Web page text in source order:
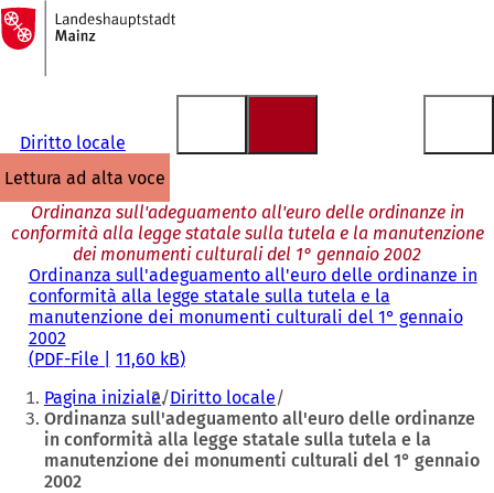
Vai al contenuto
Alla
pagina
iniziale
Diritto locale
lettura ad alta voce
Ordinanza sull'adeguamento all'euro delle ordinanze in
conformità alla legge statale sulla tutela e la manutenzione
dei monumenti culturali del 1° gennaio 2002
Ordinanza sull'adeguamento all'euro delle ordinanze in
conformità alla legge statale sulla tutela e la
manutenzione dei monumenti culturali del 1° gennaio
2002
PDF-File 11,60 kB
Siete
qui:
Pagina iniziale Diritto locale
Ordinanza sull'adeguamento all'euro delle ordinanze
in conformità alla legge statale sulla tutela e la
manutenzione dei monumenti culturali del 1° gennaio
2002